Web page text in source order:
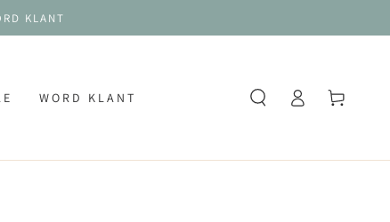
KLANT
WORD KLANT
in
Winkelwagen